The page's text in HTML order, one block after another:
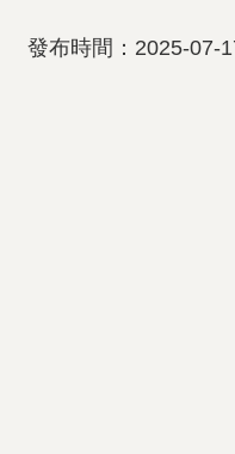
發布時間：2025-07-